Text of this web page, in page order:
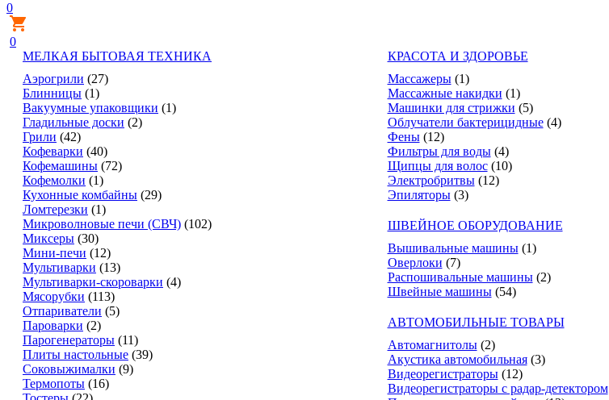
0
0
МЕЛКАЯ БЫТОВАЯ ТЕХНИКА
Аэрогрили (27)
Блинницы (1)
Вакуумные упаковщики (1)
Гладильные доски (2)
Грили (42)
Кофеварки (40)
Кофемашины (72)
Кофемолки (1)
Кухонные комбайны (29)
Ломтерезки (1)
Микроволновые печи (СВЧ) (102)
Миксеры (30)
Мини-печи (12)
Мультиварки (13)
Мультиварки-скороварки (4)
Мясорубки (113)
Отпариватели (5)
Пароварки (2)
Парогенераторы (11)
Плиты настольные (39)
Соковыжималки (9)
Термопоты (16)
КРАСОТА И ЗДОРОВЬЕ
Массажеры (1)
Массажные накидки (1)
Машинки для стрижки (5)
Облучатели бактерицидные (4)
Фены (12)
Фильтры для воды (4)
Щипцы для волос (10)
Электробритвы (12)
Эпиляторы (3)
ШВЕЙНОЕ ОБОРУДОВАНИЕ
Вышивальные машины (1)
Оверлоки (7)
Распошивальные машины (2)
Швейные машины (54)
АВТОМОБИЛЬНЫЕ ТОВАРЫ
Автомагнитолы (2)
Акустика автомобильная (3)
Видеорегистраторы (12)
Видеорегистраторы с радар-детектором